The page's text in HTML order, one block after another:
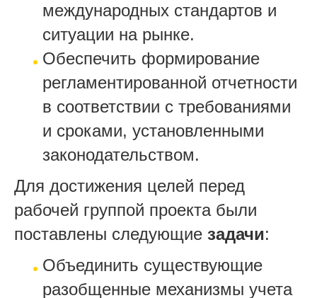
международных стандартов и
ситуации на рынке.
Обеспечить формирование
регламентированной отчетности
в соответствии с требованиями
и сроками, установленными
законодательством.
Для достижения целей перед
рабочей группой проекта были
поставлены следующие задачи:
Объединить существующие
разобщенные механизмы учета